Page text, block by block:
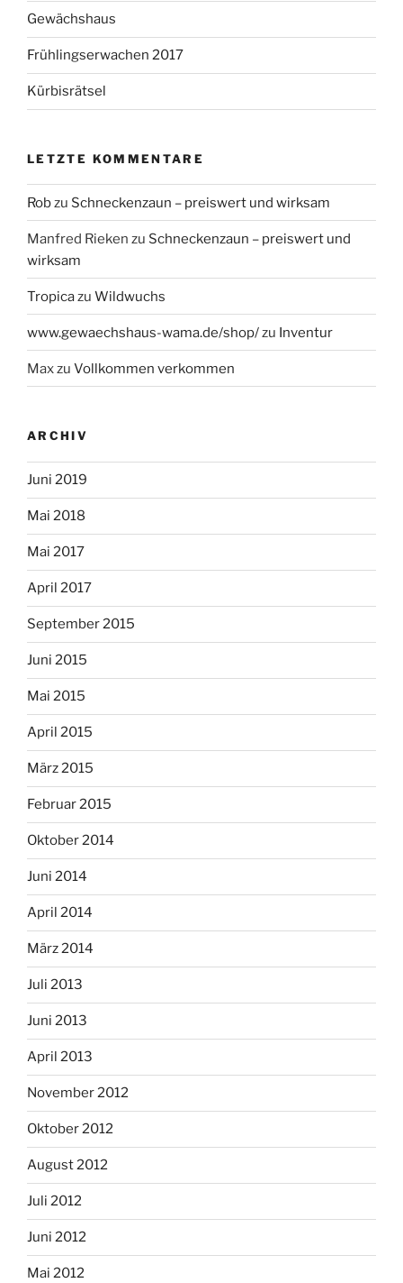
Gewächshaus
Frühlingserwachen 2017
Kürbisrätsel
LETZTE KOMMENTARE
Robzu Schneckenzaun – preiswert und wirksam
Manfred Rieken zu Schneckenzaun – preiswert und
wirksam
Tropicazu Wildwuchs
www.gewaechshaus-wama.de/shop/zu Inventur
Maxzu Vollkommen verkommen
ARCHIV
Juni 2019
Mai 2018
Mai 2017
April 2017
September 2015
Juni 2015
Mai 2015
April 2015
März 2015
Februar 2015
Oktober 2014
Juni 2014
April 2014
März 2014
Juli 2013
Juni 2013
April 2013
November 2012
Oktober 2012
August 2012
Juli 2012
Juni 2012
Mai 2012